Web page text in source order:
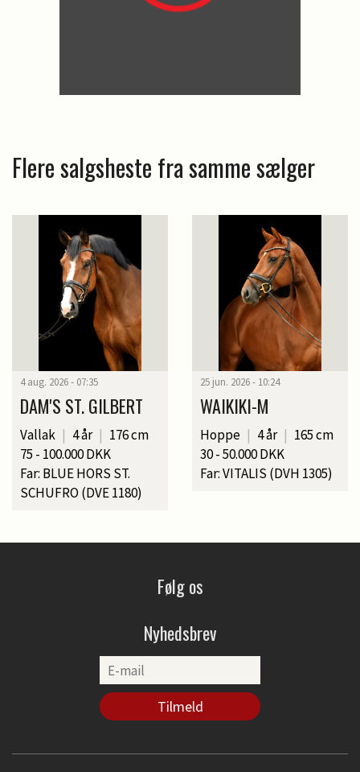
Flere salgsheste fra samme sælger
4 aug. 2026 - 07:35
DAM'S ST. GILBERT
Vallak | 4 år | 176 cm
75 - 100.000 DKK
Far: BLUE HORS ST.
SCHUFRO (DVE 1180)
25 jun. 2026 - 10:24
WAIKIKI-M
Hoppe | 4 år | 165 cm
30 - 50.000 DKK
Far: VITALIS (DVH 1305)
Følg os
Nyhedsbrev